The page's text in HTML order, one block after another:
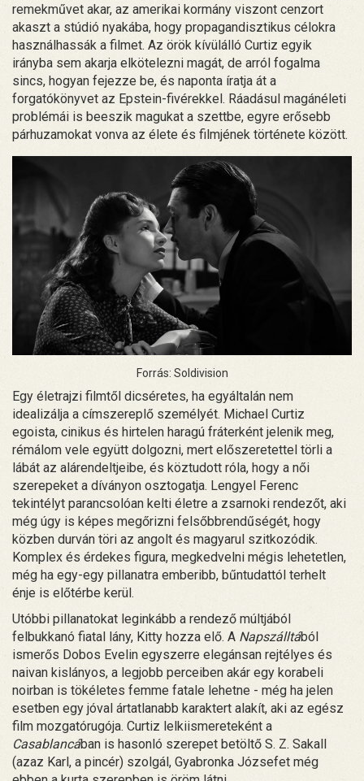
remekművet akar, az amerikai kormány viszont cenzort
akaszt a stúdió nyakába, hogy propagandisztikus célokra
használhassák a filmet. Az örök kívülálló Curtiz egyik
irányba sem akarja elkötelezni magát, de arról fogalma
sincs, hogyan fejezze be, és naponta íratja át a
forgatókönyvet az Epstein-fivérekkel. Ráadásul magánéleti
problémái is beeszik magukat a szettbe, egyre erősebb
párhuzamokat vonva az élete és filmjének története között.
Forrás: Soldivision
Egy életrajzi filmtől dicséretes, ha egyáltalán nem
idealizálja a címszereplő személyét. Michael Curtiz
egoista, cinikus és hirtelen haragú fráterként jelenik meg,
rémálom vele együtt dolgozni, mert előszeretettel törli a
lábát az alárendeltjeibe, és köztudott róla, hogy a női
szerepeket a díványon osztogatja. Lengyel Ferenc
tekintélyt parancsolóan kelti életre a zsarnoki rendezőt, aki
még úgy is képes megőrizni felsőbbrendűségét, hogy
közben durván töri az angolt és magyarul szitkozódik.
Komplex és érdekes figura, megkedvelni mégis lehetetlen,
még ha egy-egy pillanatra emberibb, bűntudattól terhelt
énje is előtérbe kerül.
Utóbbi pillanatokat leginkább a rendező múltjából
felbukkanó fiatal lány, Kitty hozza elő. A Napszálltából
ismerős Dobos Evelin egyszerre elegánsan rejtélyes és
naivan kislányos, a legjobb perceiben akár egy korabeli
noirban is tökéletes femme fatale lehetne - még ha jelen
esetben egy jóval ártatlanabb karaktert alakít, aki az egész
film mozgatórugója. Curtiz lelkiismereteként a
Casablancában is hasonló szerepet betöltő S. Z. Sakall
(azaz Karl, a pincér) szolgál, Gyabronka Józsefet még